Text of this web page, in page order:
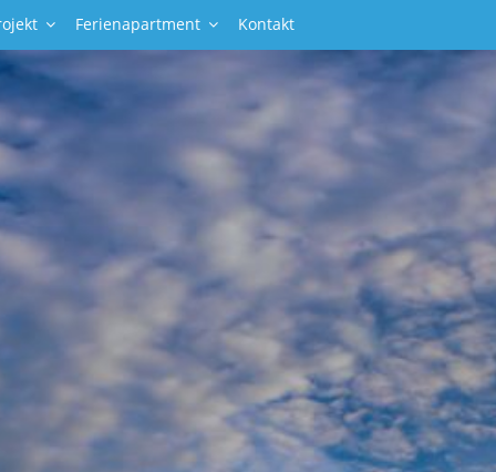
Ferienapartment Kontakt